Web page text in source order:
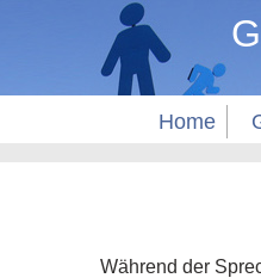
Home
Während der